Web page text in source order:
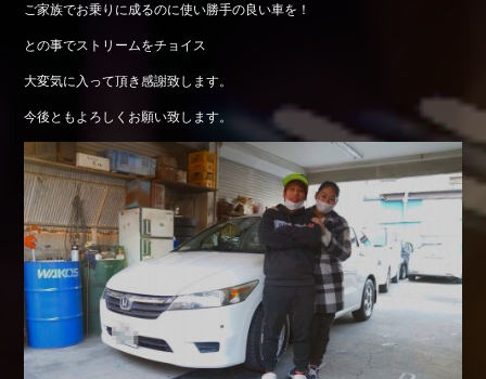
ご家族でお乗りに成るのに使い勝手の良い車を！
との事でストリームをチョイス
大変気に入って頂き感謝致します。
今後ともよろしくお願い致します。